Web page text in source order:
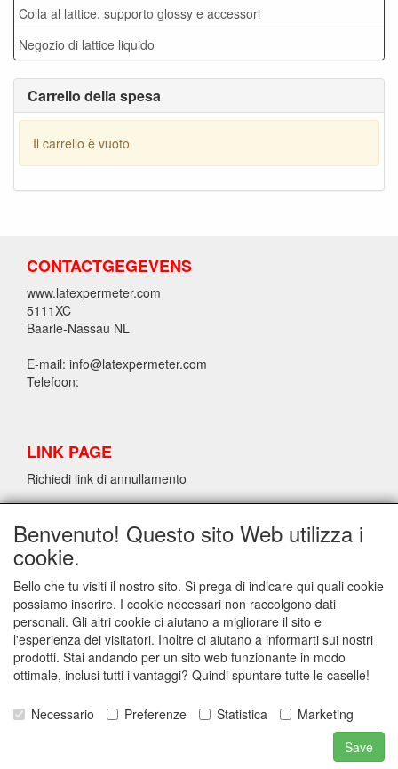
Colla al lattice, supporto glossy e accessori
Negozio di lattice liquido
Carrello della spesa
Il carrello è vuoto
CONTACTGEGEVENS
www.latexpermeter.com
5111XC
Baarle-Nassau NL
E-mail: info@latexpermeter.com
Telefoon:
LINK PAGE
Richiedi link di annullamento
INFORMAZIONI SUL LATTICE/LATEX LPM
Richiedi link di annullamento
INFO
Spedizione e condizioni generali di contratto
Contact
Disclaimer
Latex data sheet
Benvenuto! Questo sito Web utilizza i
cookie.
Bello che tu visiti il nostro sito. Si prega di indicare qui quali cookie
possiamo inserire. I cookie necessari non raccolgono dati
personali. Gli altri cookie ci aiutano a migliorare il sito e
l'esperienza dei visitatori. Inoltre ci aiutano a informarti sui nostri
prodotti. Stai andando per un sito web funzionante in modo
ottimale, inclusi tutti i vantaggi? Quindi spuntare tutte le caselle!
Necessario Preferenze Statistica
Marketing
Save